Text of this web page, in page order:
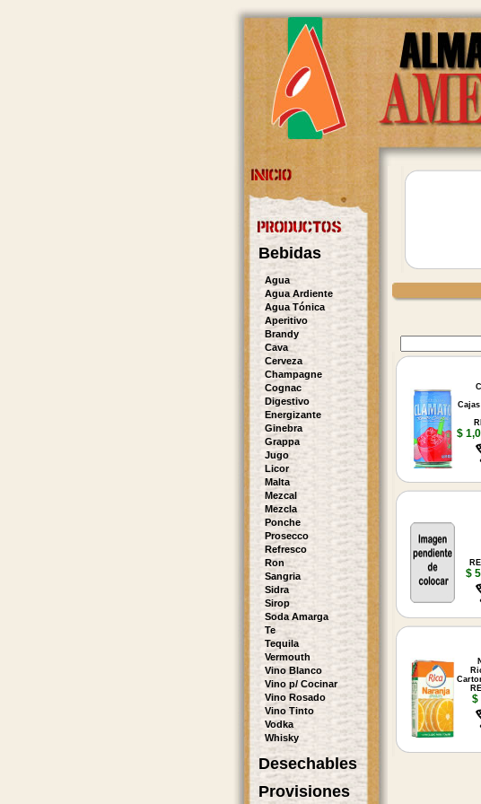
Bebidas
Agua
Agua Ardiente
Agua Tónica
Aperitivo
Brandy
Cava
Cerveza
Champagne
Cognac
Digestivo
Energizante
Ginebra
Grappa
Jugo
Licor
Malta
Mezcal
Mezcla
Ponche
Prosecco
Refresco
Ron
Sangria
Sidra
Sirop
Soda Amarga
Te
Tequila
Vermouth
Vino Blanco
Vino p/ Cocinar
Vino Rosado
Vino Tinto
Vodka
Whisky
Desechables
Provisiones
$
$
$